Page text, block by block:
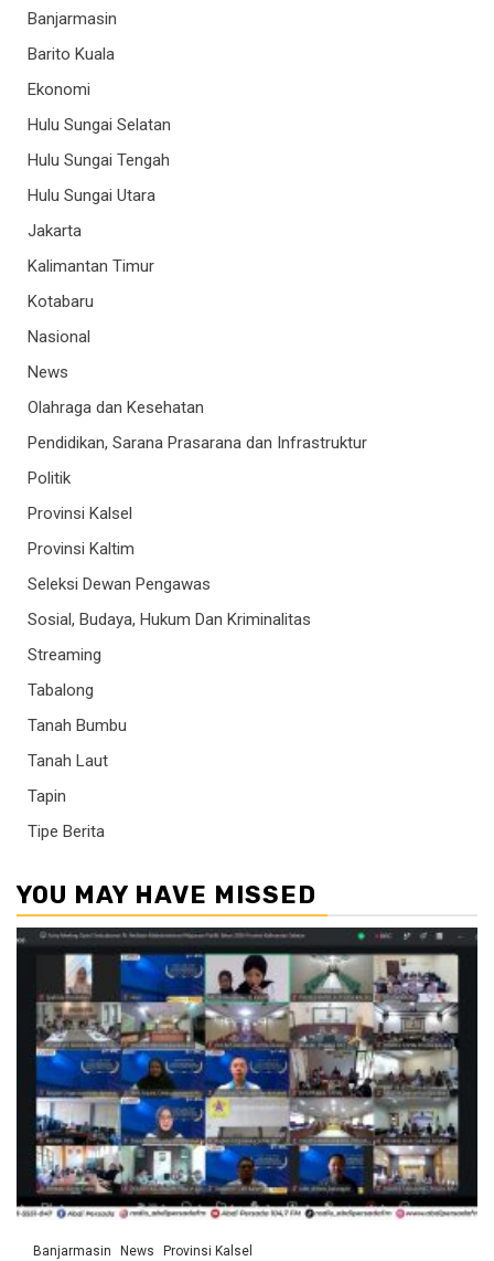
Banjarmasin
Barito Kuala
Ekonomi
Hulu Sungai Selatan
Hulu Sungai Tengah
Hulu Sungai Utara
Jakarta
Kalimantan Timur
Kotabaru
Nasional
News
Olahraga dan Kesehatan
Pendidikan, Sarana Prasarana dan Infrastruktur
Politik
Provinsi Kalsel
Provinsi Kaltim
Seleksi Dewan Pengawas
Sosial, Budaya, Hukum Dan Kriminalitas
Streaming
Tabalong
Tanah Bumbu
Tanah Laut
Tapin
Tipe Berita
YOU MAY HAVE MISSED
Banjarmasin News Provinsi Kalsel